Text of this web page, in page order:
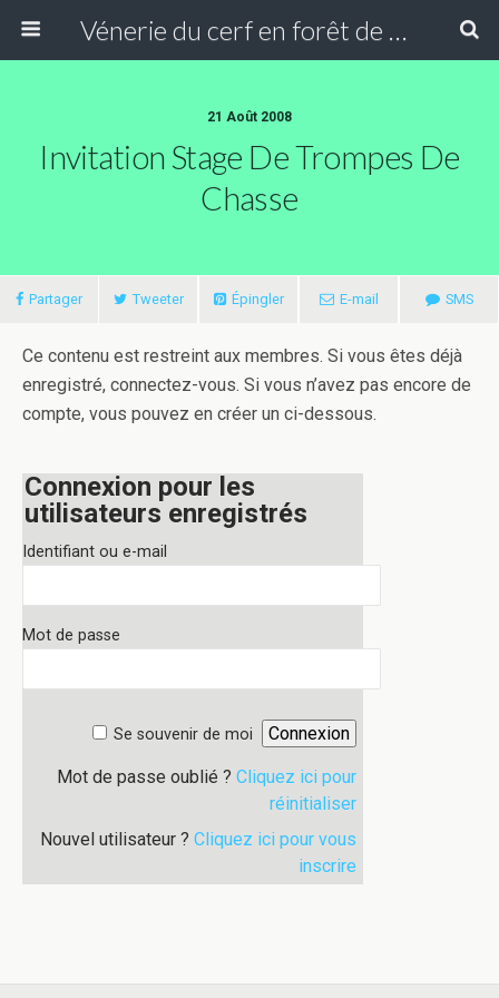
Vénerie du cerf en forêt de Compiègne
21 Août 2008
Invitation Stage De Trompes De
Chasse
Partager Tweeter Épingler E-mail SMS
Ce contenu est restreint aux membres. Si vous êtes déjà
enregistré, connectez-vous. Si vous n’avez pas encore de
compte, vous pouvez en créer un ci-dessous.
Connexion pour les
utilisateurs enregistrés
Identifiant ou e-mail
Mot de passe
Se souvenir de moi
Mot de passe oublié ? Cliquez ici pour
réinitialiser
Nouvel utilisateur ? Cliquez ici pour vous
inscrire